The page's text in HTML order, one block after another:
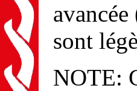
sont
NOTE: